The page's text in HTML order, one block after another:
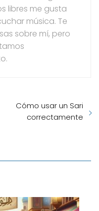
libres me gusta
música. Te
sobre mí, pero
Cómo usar un Sari
correctamente